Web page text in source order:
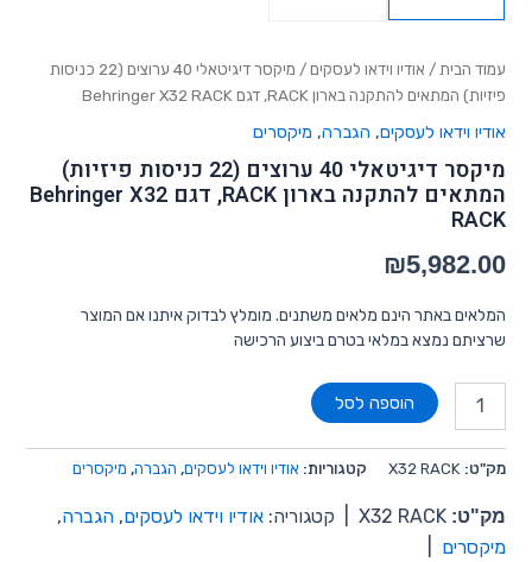
עמוד הבית / אודיו וידאו לעסקים
/ מיקסר דיגיטאלי 40 ערוצים (22 כניסות
פיזיות) המתאים להתקנה בארון RACK, דגם Behringer X32 RACK
אודיו וידאו לעסקים, הגברה, מיקסרים
מיקסר דיגיטאלי 40 ערוצים (22 כניסות פיזיות)
המתאים להתקנה בארון RACK, דגם Behringer X32
RACK
₪5,982.00
המלאים באתר הינם מלאים משתנים. מומלץ לבדוק איתנו אם המוצר
שרציתם נמצא במלאי בטרם ביצוע הרכישה
דגם
X32
RACK
הוספה לסל
מק"ט:X32 RACK קטגוריות: אודיו וידאו לעסקים, הגברה, מיקסרים
מק"ט: X32 RACK קטגוריה:אודיו וידאו לעסקים,הגברה,
מיקסרים